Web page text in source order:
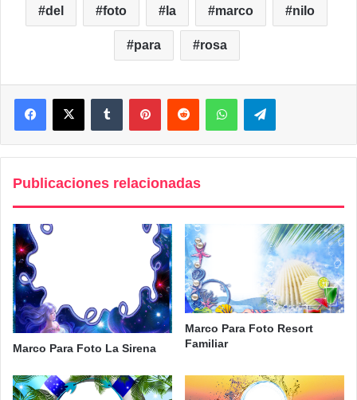
del foto la marco nilo
para rosa
FacebookX Tumblr PinterestReddit WhatsAppTelegram
Publicaciones relacionadas
Marco Para Foto La Sirena
Marco Para Foto Resort
Familiar